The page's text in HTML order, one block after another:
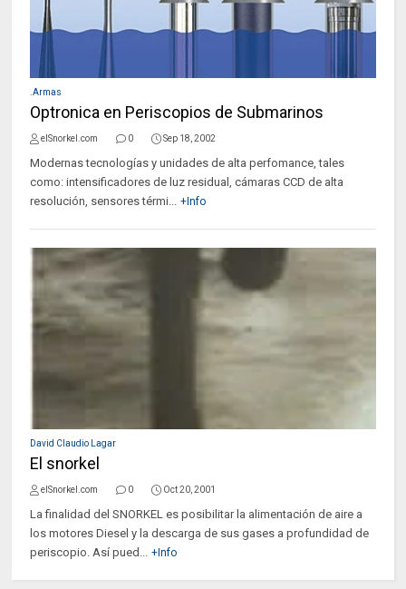
.Armas
Optronica en Periscopios de Submarinos
elSnorkel.com 0 Sep 18, 2002
Modernas tecnologías y unidades de alta perfomance, tales
como: intensificadores de luz residual, cámaras CCD de alta
resolución, sensores térmi... +Info
David Claudio Lagar
El snorkel
elSnorkel.com 0 Oct 20, 2001
La finalidad del SNORKEL es posibilitar la alimentación de aire a
los motores Diesel y la descarga de sus gases a profundidad de
periscopio. Así pued... +Info